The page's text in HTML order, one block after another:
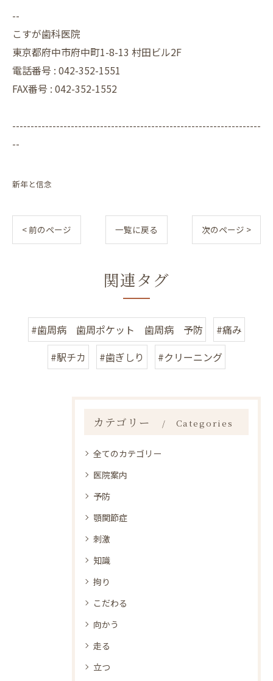
--
こすが歯科医院
東京都府中市府中町1-8-13 村田ビル2F
電話番号 : 042-352-1551
FAX番号 : 042-352-1552
--------------------------------------------------------------------
--
新年と信念
< 前のページ 一覧に戻る 次のページ >
関連タグ
#歯周病 歯周ポケット 歯周病 予防
#痛み
#駅チカ
#歯ぎしり #クリーニング
カテゴリー Categories
全てのカテゴリー
医院案内
予防
顎関節症
刺激
知識
拘り
こだわる
向かう
走る
立つ